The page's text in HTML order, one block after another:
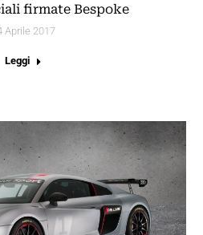
firmate Bespoke
Aprile 2017
Leggi